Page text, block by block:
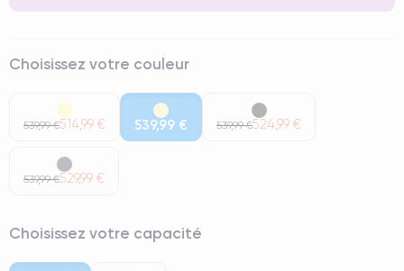
Choisissez votre couleur
539,99 €514,99 € 539,99 € 539,99 €524,99 €
539,99 €529,99 €
Choisissez votre capacité